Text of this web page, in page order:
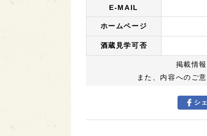
E-MAIL
ホームページ
酒蔵見学可否
掲載情
また、内容へのご
シ